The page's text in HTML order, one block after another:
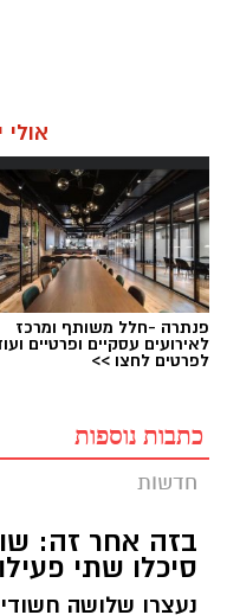
אולי
פנתרה -חלל משותף ומרכז
לאירועים עסקיים ופרטיים
לפרטים לחצו >>
כתבות נוספות
חדשות
בזה אחר זה:
סיכלו שתי